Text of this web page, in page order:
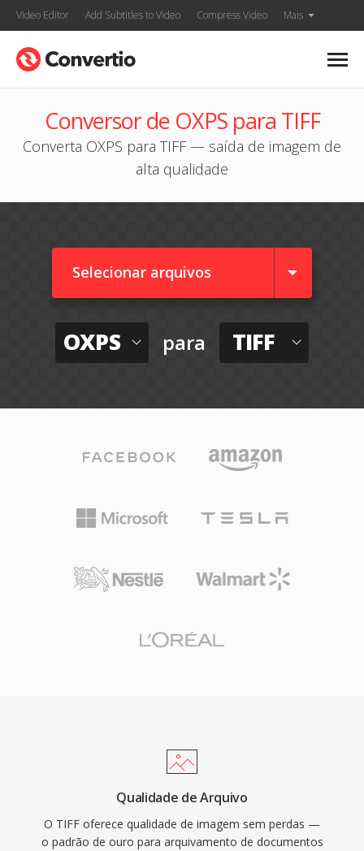
Video Editor Add Subtitles to Video Compress Video Mais
Conversor de OXPS para TIFF
Converta OXPS para TIFF — saída de imagem de
alta qualidade
Selecionar arquivos
OXPS para TIFF
Qualidade de Arquivo
O TIFF oferece qualidade de imagem sem perdas —
o padrão de ouro para arquivamento de documentos